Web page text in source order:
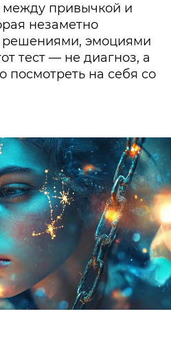
между привычкой и
незаметно
эмоциями
тест — не диагноз, а
посмотреть на себя со